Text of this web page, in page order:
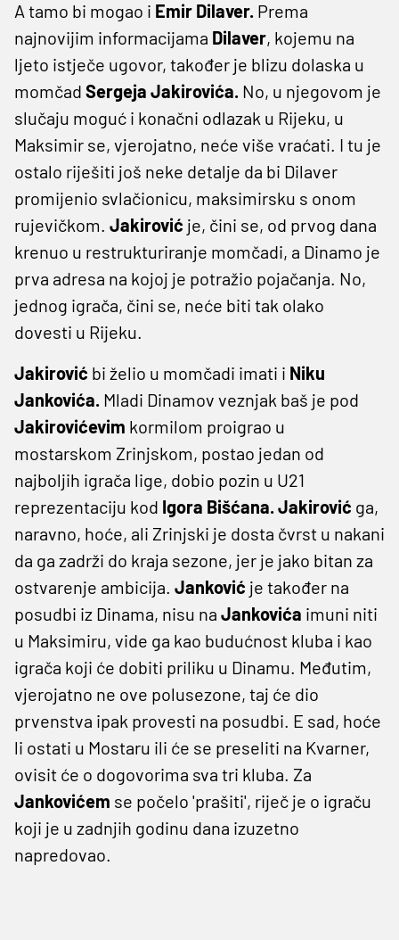
A tamo bi mogao i Emir Dilaver. Prema
najnovijim informacijama Dilaver, kojemu na
ljeto istječe ugovor, također je blizu dolaska u
momčad Sergeja Jakirovića. No, u njegovom je
slučaju moguć i konačni odlazak u Rijeku, u
Maksimir se, vjerojatno, neće više vraćati. I tu je
ostalo riješiti još neke detalje da bi Dilaver
promijenio svlačionicu, maksimirsku s onom
rujevičkom. Jakirović je, čini se, od prvog dana
krenuo u restrukturiranje momčadi, a Dinamo je
prva adresa na kojoj je potražio pojačanja. No,
jednog igrača, čini se, neće biti tak olako
dovesti u Rijeku.
Jakirović bi želio u momčadi imati i Niku
Jankovića. Mladi Dinamov veznjak baš je pod
Jakirovićevim kormilom proigrao u
mostarskom Zrinjskom, postao jedan od
najboljih igrača lige, dobio pozin u U21
reprezentaciju kod Igora Bišćana. Jakirović ga,
naravno, hoće, ali Zrinjski je dosta čvrst u nakani
da ga zadrži do kraja sezone, jer je jako bitan za
ostvarenje ambicija. Janković je također na
posudbi iz Dinama, nisu na Jankovića imuni niti
u Maksimiru, vide ga kao budućnost kluba i kao
igrača koji će dobiti priliku u Dinamu. Međutim,
vjerojatno ne ove polusezone, taj će dio
prvenstva ipak provesti na posudbi. E sad, hoće
li ostati u Mostaru ili će se preseliti na Kvarner,
ovisit će o dogovorima sva tri kluba. Za
Jankovićem se počelo 'prašiti', riječ je o igraču
koji je u zadnjih godinu dana izuzetno
napredovao.